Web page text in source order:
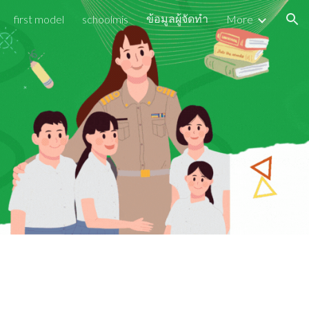
first model schoolmis ข้อมูลผู้จัดทำ More